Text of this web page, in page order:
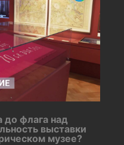
флага над
выставки
музее?